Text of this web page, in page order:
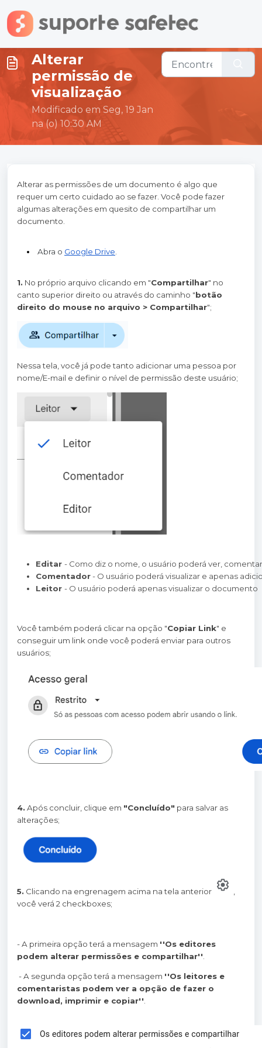
Ir para o conteúdo principal
Alterar
permissão de
visualização
Modificado em Seg, 19 Jan
na (o) 10:30 AM
Alterar as permissões de um documento é algo que
requer um certo cuidado ao se fazer. Você pode fazer
algumas alterações em quesito de compartilhar um
documento.
Abra o Google Drive.
1. No próprio arquivo clicando em "Compartilhar" no
canto superior direito ou através do caminho "botão
direito do mouse no arquivo > Compartilhar";
Nessa tela, você já pode tanto adicionar uma pessoa por
nome/E-mail e definir o nível de permissão deste usuário;
Editar - Como diz o nome, o usuário poderá ver,
Comentador - O usuário poderá visualizar e apenas
Leitor - O usuário poderá apenas visualizar o documento
Você também poderá clicar na opção "Copiar Link" e
conseguir um link onde você poderá enviar para outros
usuários;
4. Após concluir, clique em "Concluído" para salvar as
alterações;
5. Clicando na engrenagem acima na tela anterior
você verá 2 checkboxes;
- A primeira opção terá a mensagem ''Os editores
podem alterar permissões e compartilhar''
- A segunda opção terá a mensagem ''Os leitores e
comentaristas podem ver a opção de fazer o
download, imprimir e copiar''